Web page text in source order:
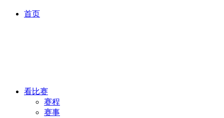
首页
看比赛
赛程
赛事